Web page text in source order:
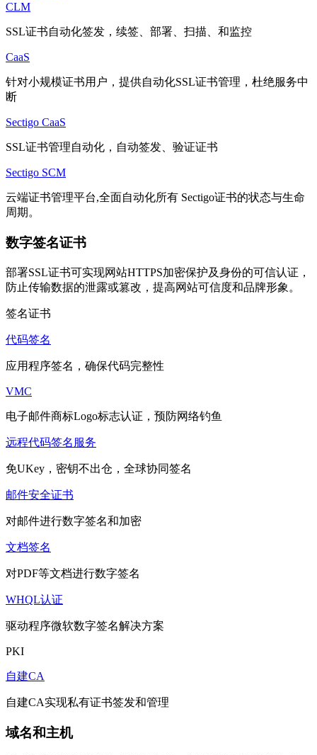
CLM
SSL证书自动化签发，续签、部署、扫描、和监控
CaaS
针对小规模证书用户，提供自动化SSL证书管理，杜绝服务中
断
Sectigo CaaS
SSL证书管理自动化，自动签发、验证证书
Sectigo SCM
云端证书管理平台,全面自动化所有 Sectigo证书的状态与生命
周期。
数字签名证书
部署SSL证书可实现网站HTTPS加密保护及身份的可信认证，
防止传输数据的泄露或篡改，提高网站可信度和品牌形象。
签名证书
代码签名
应用程序签名，确保代码完整性
VMC
电子邮件商标Logo标志认证，预防网络钓鱼
远程代码签名服务
免UKey，密钥不出仓，全球协同签名
邮件安全证书
对邮件进行数字签名和加密
文档签名
对PDF等文档进行数字签名
WHQL认证
驱动程序微软数字签名解决方案
PKI
自建CA
自建CA实现私有证书签发和管理
域名和主机